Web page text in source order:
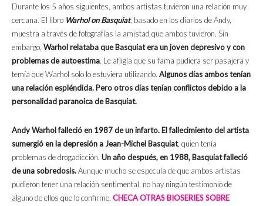
Durante los 5 años siguientes, ambos artistas tuvieron una relación muy
cercana. El libro Warhol on Basquiat, basado en los diarios de Andy,
muestra a través de fotografías la amistad que ambos tuvieron. Sin
embargo, Warhol relataba que Basquiat era un joven depresivo y con
problemas de autoestima. Le afligía que su fama pudiera ser pasajera y
temía que Warhol solo lo estuviera utilizando. Algunos días ambos tenían
una relación espléndida. Pero otros días tenían conflictos debido a la
personalidad paranoica de Basquiat.
Andy Warhol falleció en 1987 de un infarto. El fallecimiento del artista
sumergió en la depresión a Jean-Michel Basquiat, quien tenía
problemas de drogadicción. Un año después, en 1988, Basquiat falleció
de una sobredosis.Aunque mucho se especula de que ambos artistas
pudieron tener una relación sentimental, no hay ningún testimonio de
alguno de ellos que lo confirme. CHECA OTRAS BIOSERIES SOBRE